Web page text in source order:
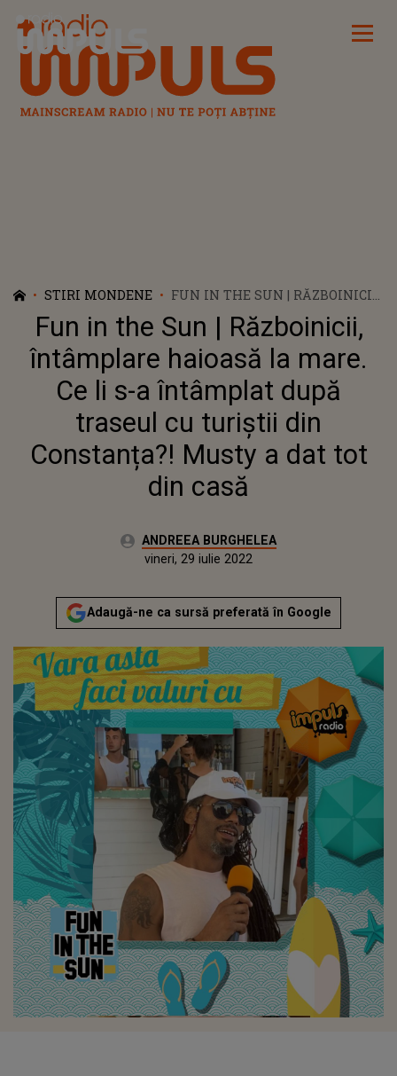
Radio Impuls
STIRI MONDENE
FUN IN THE SUN | RĂZBOINICII,
ÎNTÂMPLARE HAIOASĂ LA
MARE. CE LI S-A ÎNTÂMPLAT
DUPĂ TRASEUL CU TURIȘTII
DIN CONSTANȚA?! MUSTY A
DAT TOT DIN CASĂ
Fun in the Sun | Războinicii,
întâmplare haioasă la mare.
Ce li s-a întâmplat după
traseul cu turiștii din
Constanța?! Musty a dat tot
din casă
Autor:ANDREEA BURGHELEA
Actualizat:
vineri, 29 iulie 2022
Adaugă-ne ca sursă preferată în Google